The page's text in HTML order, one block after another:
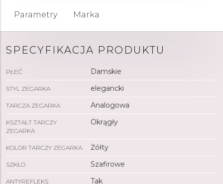
Parametry Marka
SPECYFIKACJA PRODUKTU
PŁEĆ Damskie
STYL ZEGARKA elegancki
TARCZA ZEGARKA Analogowa
KSZTAŁT TARCZY
ZEGARKA
Okrągły
KOLOR TARCZY ZEGARKA Żółty
SZKŁO Szafirowe
ANTYREFLEKS Tak